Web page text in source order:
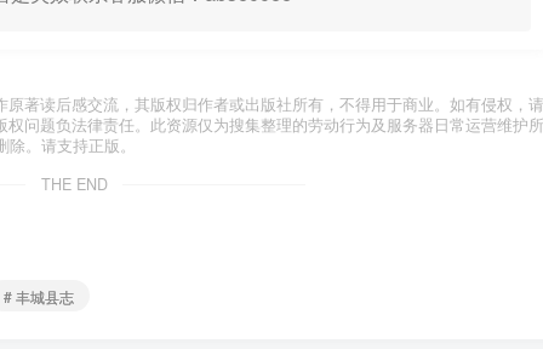
著读后感交流，其版权归作者或出版社所有，不得用于商业。如有侵权，请
问题负法律责任。此资源仅为搜集整理的劳动行为及服务器日常运营维护所
。请支持正版。
THE END
# 丰城县志